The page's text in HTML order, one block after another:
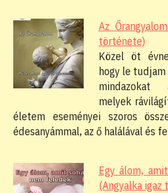
Az
története)
Közel öt
hogy le
mindazokat
melyek
életem eseményei szoros
édesanyámmal, az ő halálával és
Egy álom,
(Angyalka